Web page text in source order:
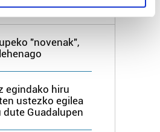
(fingerprinting)
your personal data is processed
in the
details section
adibidez, iragarki eta eduki
iragarkiak eta edukia
irakurrienak
"novenak",
egindako hiru
ustezko egilea
dute Guadalupen